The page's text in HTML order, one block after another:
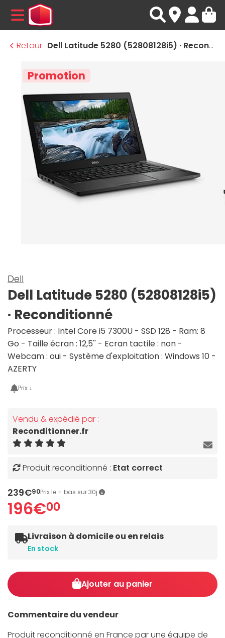
MENU
Retour
Dell Latitude 5280 (52808128i5) · Reconditionné
Promotion
Dell
Dell Latitude 5280 (52808128i5)
· Reconditionné
Processeur : Intel Core i5 7300U - SSD 128 - Ram: 8
Go - Taille écran : 12,5'' - Ecran tactile : non -
Webcam : oui - Système d'exploitation : Windows 10 -
AZERTY
Prix ↓
Vendu & expédié par :
Reconditionner.fr
Produit reconditionné : Etat correct
239€90Prix le + bas sur 30j
196€00
Livraison à domicile ou en relais
En stock
Ajouter au panier
Commentaire du vendeur
Produit reconditionné en France par une équipe de